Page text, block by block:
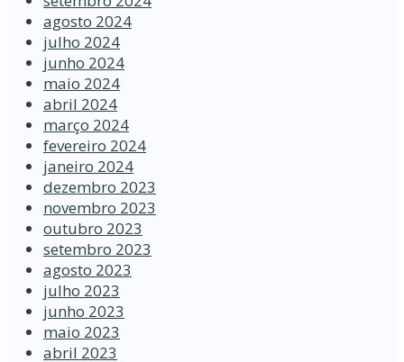
agosto 2024
julho 2024
junho 2024
maio 2024
abril 2024
março 2024
fevereiro 2024
janeiro 2024
dezembro 2023
novembro 2023
outubro 2023
setembro 2023
agosto 2023
julho 2023
junho 2023
maio 2023
abril 2023